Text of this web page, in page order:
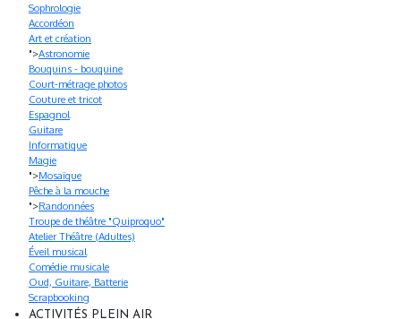
Sophrologie
Accordéon
Art et création
">Astronomie
Bouquins - bouquine
Court-métrage photos
Couture et tricot
Espagnol
Guitare
Informatique
Magie
">Mosaïque
Pêche à la mouche
">Randonnées
Troupe de théâtre "Quiproquo"
Atelier Théâtre (Adultes)
Éveil musical
Comédie musicale
Oud, Guitare, Batterie
Scrapbooking
ACTIVITÉS PLEIN AIR